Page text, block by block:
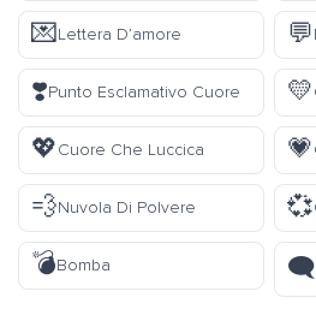
💌Lettera D’amore 💬
❣️Punto Esclamativo Cuore 💛
💖Cuore Che Luccica 💗
💨Nuvola Di Polvere 💞
💣Bomba 🗨️